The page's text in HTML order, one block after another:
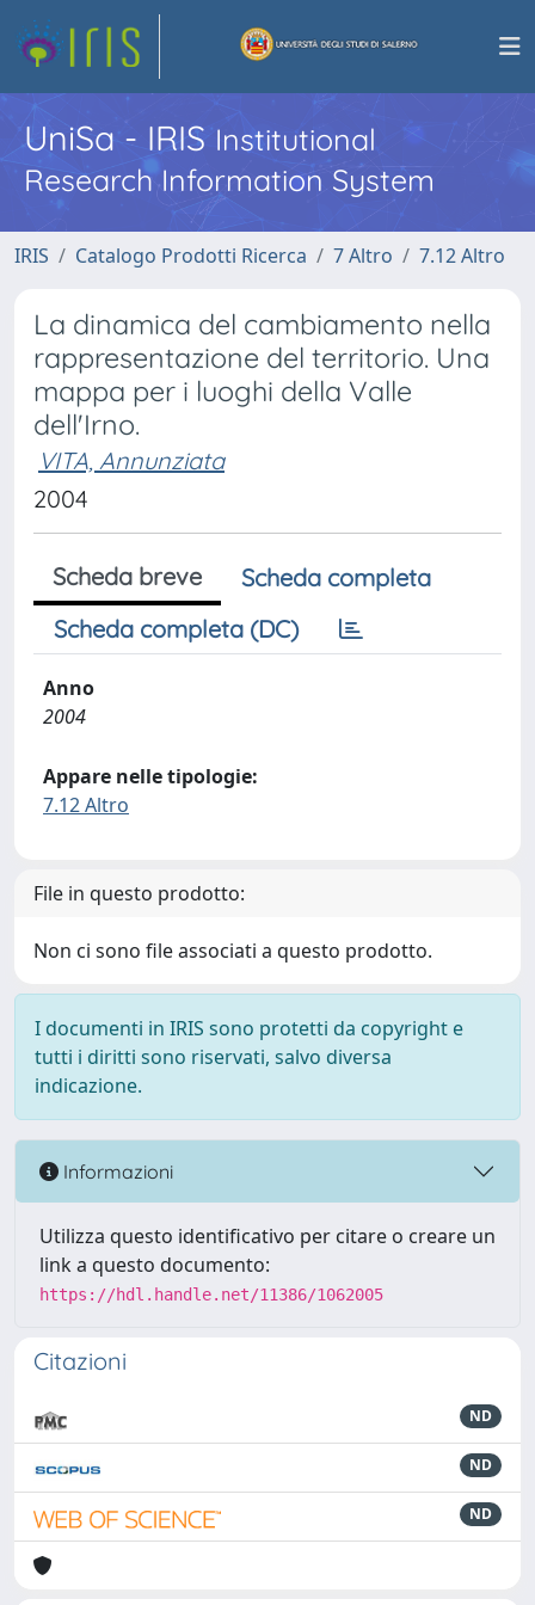
UniSa - IRISInstitutional
Research Information System
IRIS Catalogo Prodotti Ricerca 7 Altro 7.12 Altro
La dinamica del cambiamento nella
rappresentazione del territorio. Una
mappa per i luoghi della Valle
dell'Irno.
VITA, Annunziata
2004
Scheda breve
Scheda completa
Scheda completa (DC)
Anno
2004
Appare nelle tipologie:
7.12 Altro
File in questo prodotto:
Non ci sono file associati a questo prodotto.
I documenti in IRIS sono protetti da copyright e
tutti i diritti sono riservati, salvo diversa
indicazione.
Informazioni
Utilizza questo identificativo per citare o creare un
link a questo documento:
https://hdl.handle.net/11386/1062005
Citazioni
ND
ND
ND